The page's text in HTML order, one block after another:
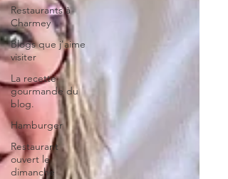
Restaurants à
Charmey
Blogs que j'aime
visiter
La recette
gourmande du
blog.
Hamburger
Restaurant
ouvert le
dimanche